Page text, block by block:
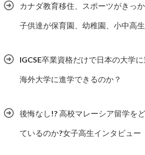
カナダ教育移住、スポーツがきっ
子供達が保育園、幼稚園、小中高
IGCSE卒業資格だけで日本の大学
海外大学に進学できるのか？
後悔なし!? 高校マレーシア留学を
ているのか?女子高生インタビュー